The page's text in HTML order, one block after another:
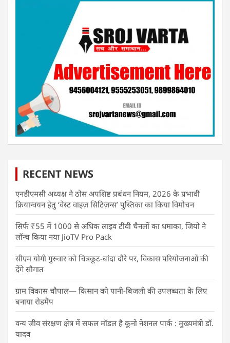
RECENT NEWS
एनडीएमसी अध्यक्ष ने ठोस अपशिष्ट प्रबंधन नियम, 2026 के प्रभावी
क्रियान्वयन हेतु ‘वेस्ट वाइज़ सिटिज़न्स’ पुस्तिका का किया विमोचन
सिर्फ ₹55 में 1000 से अधिक लाइव टीवी चैनलों का धमाका, जियो ने
लॉन्च किया नया JioTV Pro Pack
सीएम योगी गुरुवार को चित्रकूट-बांदा दौरे पर, विकास परियोजनाओं की
देंगे सौगात
ग्राम विकास चौपाल— किसान को पानी-बिजली की उपलब्धता के लिए
बनाया रोडमैप
वन्य जीव संरक्षण क्षेत्र में सफल मॉडल है कूनो नेशनल पार्क : मुख्यमंत्री डॉ.
यादव